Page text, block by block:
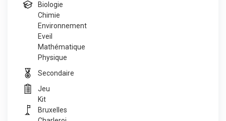
Biologie
Chimie
Environnement
Eveil
Mathématique
Physique
Secondaire
Jeu
Kit
Bruxelles